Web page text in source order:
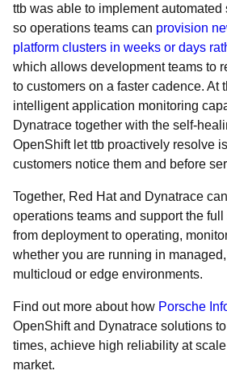
ttb was able to implement
so operations teams can provision
platform clusters in weeks or days
which allows development teams to
to customers on a faster cadence. At
intelligent application monitoring
Dynatrace together with the self-
OpenShift let ttb proactively resolve
customers notice them and before
Together, Red Hat and Dynatrace
operations teams and support the
from deployment to operating,
whether you are running in
multicloud or edge environments.
Find out more about how Porsche
OpenShift and Dynatrace solutions
times, achieve high reliability at
market.